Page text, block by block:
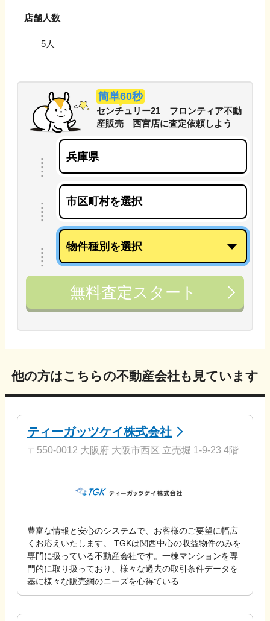
店舗人数
5人
簡単60秒
センチュリー21 フロンティア不動
産販売 西宮店に査定依頼しよう
無料査定スタート
他の方はこちらの不動産会社も見ています
ティーガッツケイ株式会社
〒550-0012 大阪府 大阪市西区 立売堀 1-9-23 4階
豊富な情報と安心のシステムで、お客様のご要望に幅広
くお応えいたします。 TGKは関西中心の収益物件のみを
専門に扱っている不動産会社です。一棟マンションを専
門的に取り扱っており、様々な過去の取引条件データを
基に様々な販売網のニーズを心得ている...